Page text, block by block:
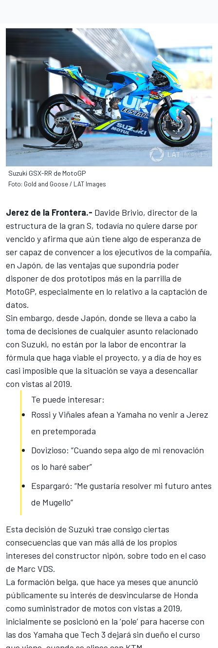
Suzuki GSX-RR de MotoGP
Foto: Gold and Goose / LAT Images
Jerez de la Frontera.- Davide Brivio, director de la
estructura de la gran S, todavía no quiere darse por
vencido y afirma que aún tiene algo de esperanza de
ser capaz de convencer a los ejecutivos de la compañía,
en Japón, de las ventajas que supondría poder
disponer de dos prototipos más en la parrilla de
MotoGP, especialmente en lo relativo a la captación de
datos.
Sin embargo, desde Japón, donde se lleva a cabo la
toma de decisiones de cualquier asunto relacionado
con Suzuki, no están por la labor de encontrar la
fórmula que haga viable el proyecto, y a día de hoy es
casi imposible que la situación se vaya a desencallar
con vistas al 2019.
Te puede interesar:
Rossi y Viñales afean a Yamaha no venir a Jerez
en pretemporada
Dovizioso: “Cuando sepa algo de mi renovación
os lo haré saber”
Espargaró: “Me gustaría resolver mi futuro antes
de Mugello”
Esta decisión de Suzuki trae consigo ciertas
consecuencias que van más allá de los propios
intereses del constructor nipón, sobre todo en el caso
de Marc VDS.
La formación belga, que hace ya meses que anunció
públicamente su interés de desvincularse de Honda
como suministrador de motos con vistas a 2019,
inicialmente se posicionó en la ‘pole’ para hacerse con
las dos Yamaha que Tech 3 dejará sin dueño el curso